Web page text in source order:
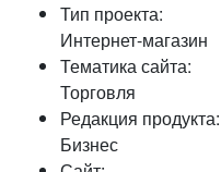
Тип проекта:
Интернет-магазин
Тематика сайта:
Торговля
Редакция продукта:
Бизнес